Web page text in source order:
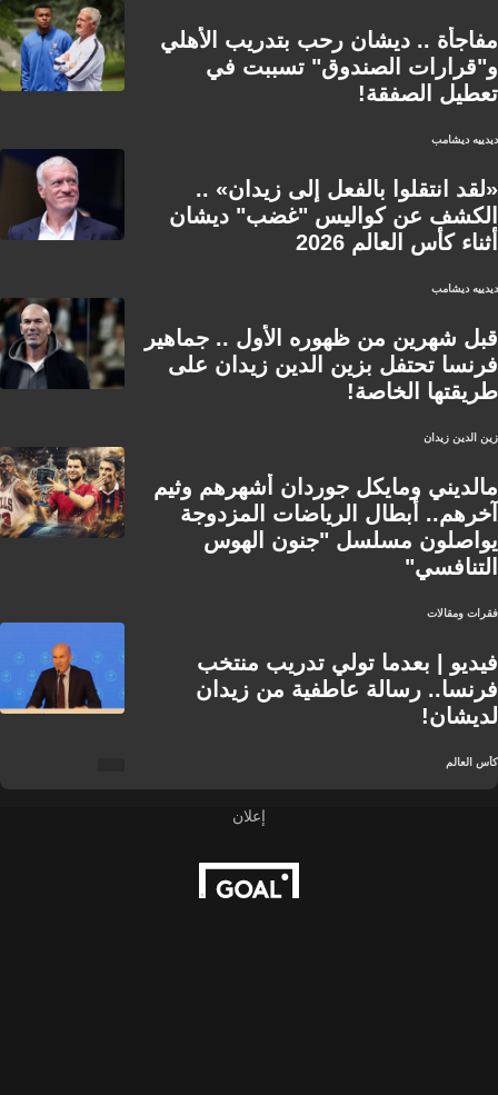
مفاجأة .. ديشان رحب بتدريب الأهلي
و"قرارات الصندوق" تسببت في
تعطيل الصفقة!
ديدييه ديشامب
«لقد انتقلوا بالفعل إلى زيدان» ..
الكشف عن كواليس "غضب" ديشان
أثناء كأس العالم 2026
ديدييه ديشامب
قبل شهرين من ظهوره الأول .. جماهير
فرنسا تحتفل بزين الدين زيدان على
طريقتها الخاصة!
زين الدين زيدان
مالديني ومايكل جوردان أشهرهم وثيم
آخرهم.. أبطال الرياضات المزدوجة
يواصلون مسلسل "جنون الهوس
التنافسي"
فقرات ومقالات
فيديو | بعدما تولي تدريب منتخب
فرنسا.. رسالة عاطفية من زيدان
لديشان!
كأس العالم